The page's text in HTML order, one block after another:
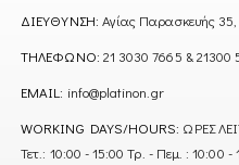
ΔΙΕΎΘΥΝΣΗ: Αγίας Παρασκευής
ΤΗΛΈΦΩΝΟ: 21 3030 7665 & 21300
EMAIL: info@platinon.gr
WORKING DAYS/HOURS: ΩΡΕΣ
Τετ.: 10:00 - 15:00 Τρ. - Πεμ. : 10:00